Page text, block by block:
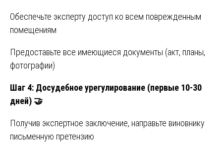
Обеспечьте эксперту доступ ко всем поврежденным
помещениям
Предоставьте все имеющиеся документы (акт, планы,
фотографии)
Шаг 4: Досудебное урегулирование (первые 10-30
дней) 🤝
Получив экспертное заключение, направьте виновнику
письменную претензию